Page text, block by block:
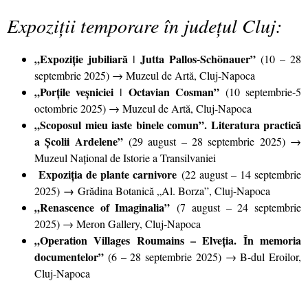
Expoziții temporare în județul Cluj:
„Expoziție jubiliară ǀ Jutta Pallos-Schönauer” (10 – 28
septembrie 2025) → Muzeul de Artă, Cluj-Napoca
„Porțile veșniciei ǀ Octavian Cosman” (10 septembrie-5
octombrie 2025) → Muzeul de Artă, Cluj-Napoca
„Scoposul mieu iaste binele comun”. Literatura practică
a Școlii Ardelene”(29 august – 28 septembrie 2025) →
Muzeul Național de Istorie a Transilvaniei
Expoziția de plante carnivore (22 august – 14 septembrie
2025) → Grădina Botanică „Al. Borza”, Cluj-Napoca
„Renascence of Imaginalia” (7 august – 24 septembrie
2025) → Meron Gallery, Cluj-Napoca
„Operation Villages Roumains – Elveția. În memoria
documentelor” (6 – 28 septembrie 2025) → B-dul Eroilor,
Cluj-Napoca